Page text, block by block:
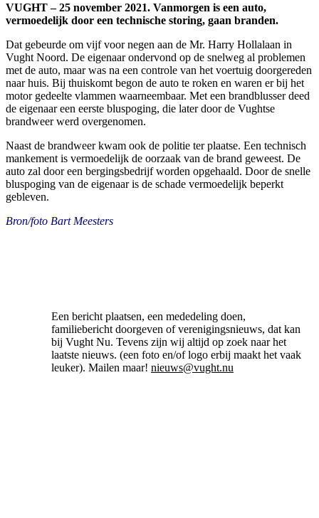
VUGHT – 25 november 2021. Vanmorgen is een auto,
vermoedelijk door een technische storing, gaan branden.
Dat gebeurde om vijf voor negen aan de Mr. Harry Hollalaan in
Vught Noord. De eigenaar ondervond op de snelweg al problemen
met de auto, maar was na een controle van het voertuig doorgereden
naar huis. Bij thuiskomt begon de auto te roken en waren er bij het
motor gedeelte vlammen waarneembaar. Met een brandblusser deed
de eigenaar een eerste bluspoging, die later door de Vughtse
brandweer werd overgenomen.
Naast de brandweer kwam ook de politie ter plaatse. Een technisch
mankement is vermoedelijk de oorzaak van de brand geweest. De
auto zal door een bergingsbedrijf worden opgehaald. Door de snelle
bluspoging van de eigenaar is de schade vermoedelijk beperkt
gebleven.
Bron/foto Bart Meesters
Een bericht plaatsen, een mededeling doen,
familiebericht doorgeven of verenigingsnieuws, dat kan
bij Vught Nu. Tevens zijn wij altijd op zoek naar het
laatste nieuws. (een foto en/of logo erbij maakt het vaak
leuker). Mailen maar! nieuws@vught.nu